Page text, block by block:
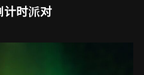
计时派对